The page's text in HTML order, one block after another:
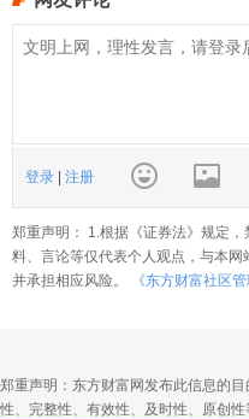
登录 | 注册
郑重声明： 1.根据《证券法》规定
料、言论等仅代表个人观点，与本
并承担相应风险。
《东方财富社区管
郑重声明：东方财富网发布此信息的
性、完整性、有效性、及时性、原创